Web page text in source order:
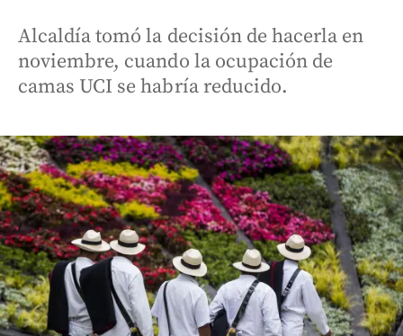
Alcaldía tomó la decisión de hacerla en
noviembre, cuando la ocupación de
camas UCI se habría reducido.